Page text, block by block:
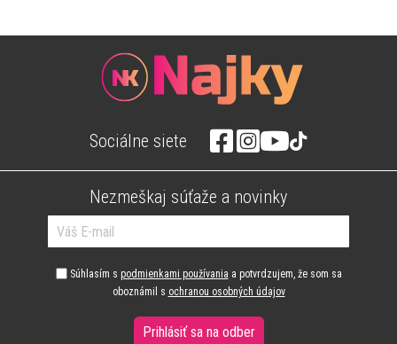
Sociálne siete
Nezmeškaj súťaže a novinky
Súhlasím s podmienkami používania a potvrdzujem, že som sa
oboznámil s ochranou osobných údajov
Prihlásiť sa na odber